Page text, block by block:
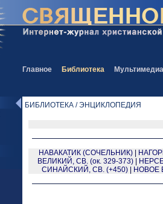
Главное Библиотека Мультимедиа
БИБЛИОТЕКА / ЭНЦИКЛОПЕДИЯ
НАВАКАТИК (СОЧЕЛЬНИК)
ВЕЛИКИЙ, СВ. (ок. 329-373)|
СИНАЙСКИЙ, СВ. (+450)| НОВОЕ